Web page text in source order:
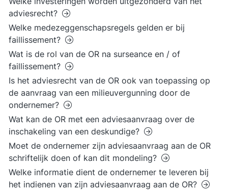
adviesrecht?
Welke medezeggenschapsregels gelden er bij
faillissement?
Wat is de rol van de OR na surseance en / of
faillissement?
Is het adviesrecht van de OR ook van toepassing op
de aanvraag van een milieuvergunning door de
ondernemer?
Wat kan de OR met een adviesaanvraag over de
inschakeling van een deskundige?
Moet de ondernemer zijn adviesaanvraag aan de OR
schriftelijk doen of kan dit mondeling?
Welke informatie dient de ondernemer te leveren bij
het indienen van zijn adviesaanvraag aan de OR?